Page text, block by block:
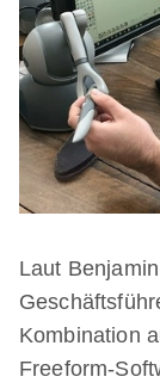
Laut
Kombination
Freeform-